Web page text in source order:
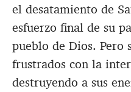
el desatamiento de
esfuerzo final de su
pueblo de Dios. Pero
frustrados con la
destruyendo a sus